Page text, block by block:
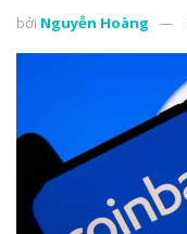
bởi Nguyễn Hoàng